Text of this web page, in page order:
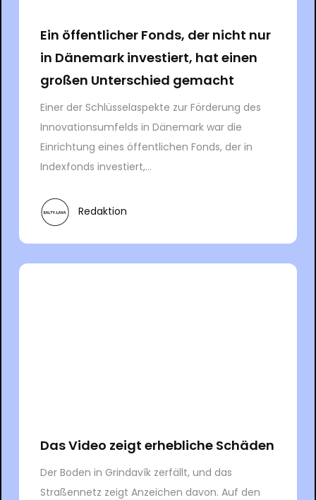
Ein öffentlicher Fonds, der nicht nur
in Dänemark investiert, hat einen
großen Unterschied gemacht
Einer der Schlüsselaspekte zur Förderung des
Innovationsumfelds in Dänemark war die
Einrichtung eines öffentlichen Fonds, der in
Indexfonds investiert,...
Redaktion
Das Video zeigt erhebliche Schäden
Der Boden in Grindavík zerfällt, und das
Straßennetz zeigt Anzeichen davon. Auf den